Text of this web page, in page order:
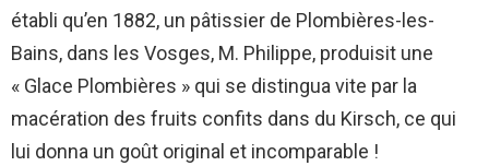
établi qu’en 1882, un pâtissier de Plombières-les-
Bains, dans les Vosges, M. Philippe, produisit une
« Glace Plombières » qui se distingua vite par la
macération des fruits confits dans du Kirsch, ce qui
lui donna un goût original et incomparable !